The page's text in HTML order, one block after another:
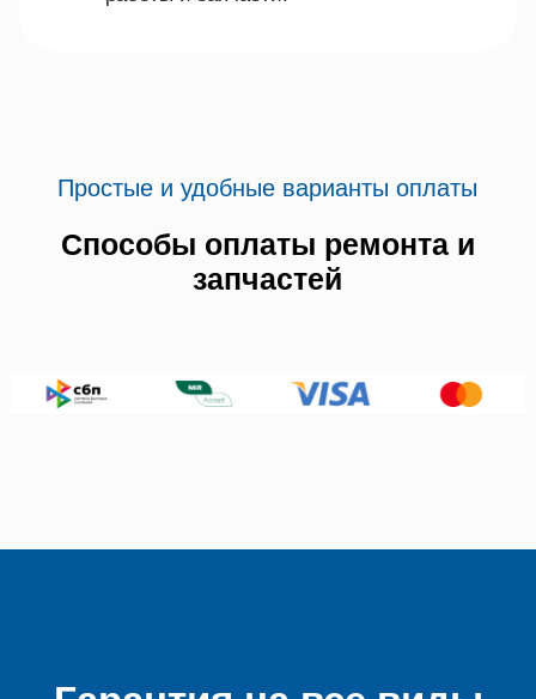
Простые и удобные варианты оплаты
Способы оплаты ремонта и
запчастей